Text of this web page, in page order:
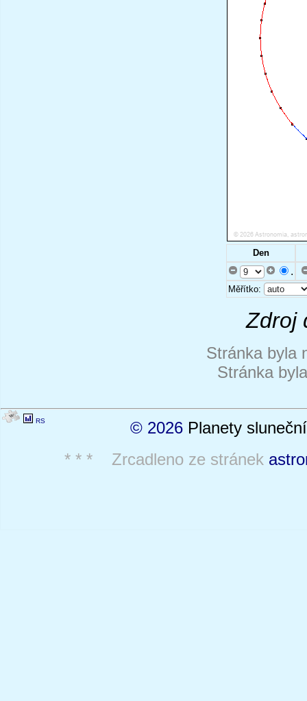
Den
.
Měřítko:
Zdroj
Stránka byla
Stránka
RS © 2026 Planety
* * * Zrcadleno ze stránek